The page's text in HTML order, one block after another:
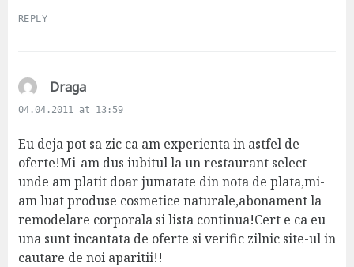
REPLY
Dragas
a
s
:
04.04.2011 at 13:59
Eu deja pot sa zic ca am experienta in astfel de
oferte!Mi-am dus iubitul la un restaurant select
unde am platit doar jumatate din nota de plata,mi-
am luat produse cosmetice naturale,abonament la
remodelare corporala si lista continua!Cert e ca eu
una sunt incantata de oferte si verific zilnic site-ul in
cautare de noi aparitii!!